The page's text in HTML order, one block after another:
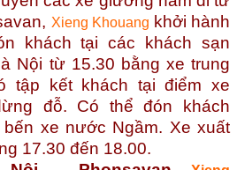
Xieng Khouang khởi hành
khách tại các khách sạn
Nội từ 15.30 bằng xe trung
tập kết khách tại điểm xe
đỗ. Có thể đón khách
xe nước Ngầm. Xe xuất
17.30 đến 18.00.